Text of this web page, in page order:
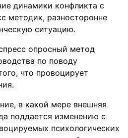
динамики конфликта с
методик, разносторонне
ситуацию.
опросный метод
по поводу
что провоцирует
в какой мере внешняя
поддается изменению с
психологических